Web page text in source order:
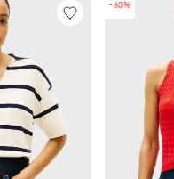
-60%